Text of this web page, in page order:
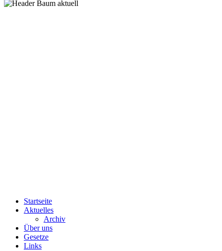
Startseite
Aktuelles
Archiv
Über uns
Gesetze
Links